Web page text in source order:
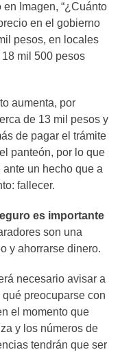
Imagen, “¿Cuánto
en el gobierno
pesos, en locales
mil 500 pesos
aumenta, por
de 13 mil pesos y
de pagar el trámite
panteón, por lo que
un hecho que a
fallecer.
es importante
son una
y ahorrarse dinero.
necesario avisar a
preocuparse con
el momento que
y los números de
tendrán que ser